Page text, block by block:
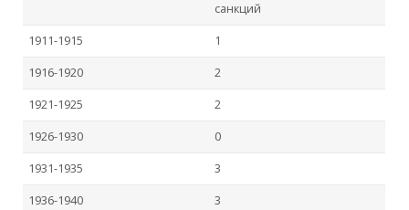
санкций
1911-1915 1
1916-1920 2
1921-1925 2
1926-1930 0
1931-1935 3
1936-1940 3